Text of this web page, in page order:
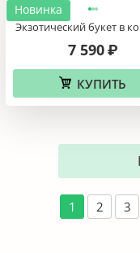
Новинка
Экзотический букет в
7 590 ₽
КУПИТЬ
1 2 3